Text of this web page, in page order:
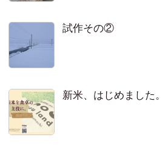
試作その②
新米、はじめました。